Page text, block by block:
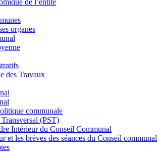
de l’entité
organes
des Travaux
communale
(PST)
Intérieur du Conseil Communal
et les brèves des séances du Conseil communal